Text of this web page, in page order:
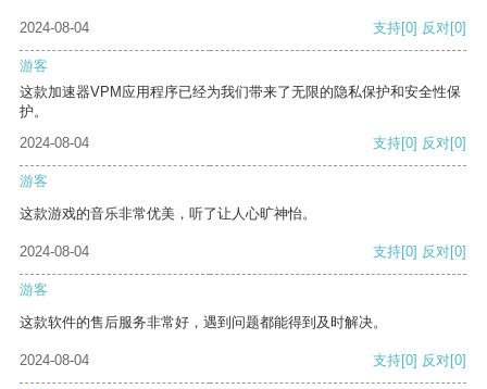
2024-08-04 支持[0] 反对[0]
游客
这款加速器VPM应用程序已经为我们带来了无限的隐私保护和安全性保
护。
2024-08-04
支持[0] 反对[0]
游客
这款游戏的音乐非常优美，听了让人心旷神怡。
2024-08-04 支持[0] 反对[0]
游客
这款软件的售后服务非常好，遇到问题都能得到及时解决。
2024-08-04 支持[0] 反对[0]